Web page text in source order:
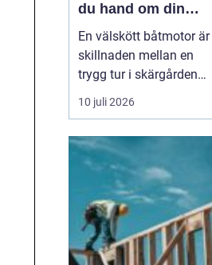
du hand om din
båtmotor på rätt sätt
En välskött båtmotor är
skillnaden mellan en
trygg tur i skärgården
och en sommar fylld av
ofrivilliga stopp. Många
Stockholmsområdet
använder Volvo Penta,
just eftersom motorerna
är driftsäkra och
anpassade för nordiska
förhållanden. Men ...
10 juli 2026